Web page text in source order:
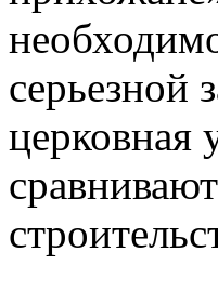
серьезной
церковная